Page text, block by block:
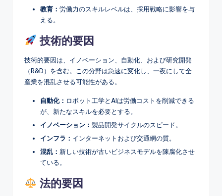
教育： 労働力のスキルレベルは、採用戦略に影響を与
える。
技術的要因
技術的要因は、イノベーション、自動化、および研究開発
（R&D）を含む。この分野は急速に変化し、一夜にして全
産業を混乱させる可能性がある。
自動化： ロボット工学とAIは労働コストを削減できる
が、新たなスキルを必要とする。
イノベーション： 製品開発サイクルのスピード。
インフラ： インターネットおよび交通網の質。
混乱： 新しい技術が古いビジネスモデルを陳腐化させ
ている。
法的要因